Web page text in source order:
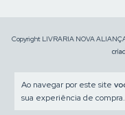
Ao navegar por este site
sua experiência de compra.
Copyright LIVRARIA NOVA